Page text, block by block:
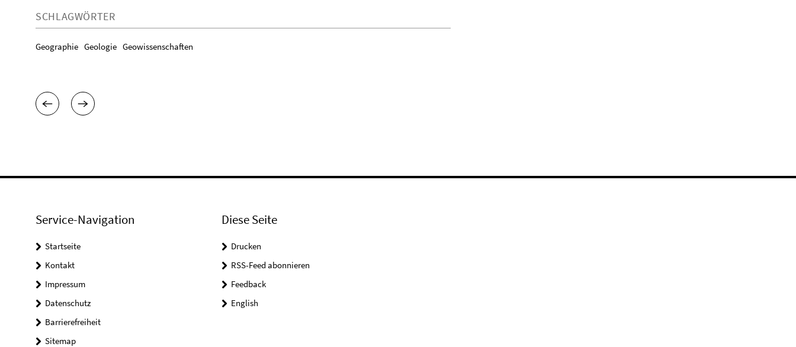
SCHLAGWÖRTER
Geographie Geologie Geowissenschaften
Service-Navigation
Startseite
Kontakt
Impressum
Datenschutz
Barrierefreiheit
Sitemap
Diese Seite
Drucken
RSS-Feed abonnieren
Feedback
English